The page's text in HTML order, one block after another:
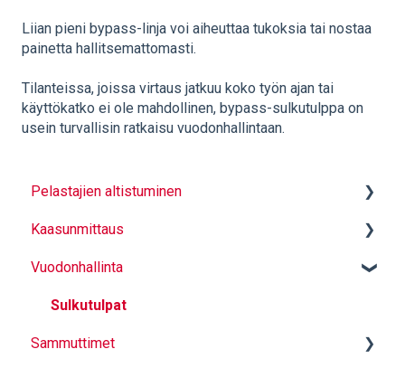
Liian pieni bypass-linja voi aiheuttaa tukoksia tai nostaa
painetta hallitsemattomasti.
Tilanteissa, joissa virtaus jatkuu koko työn ajan tai
käyttökatko ei ole mahdollinen, bypass-sulkutulppa on
usein turvallisin ratkaisu vuodonhallintaan.
Pelastajien altistuminen
Hiukkassuojaavat alusasut
Kapselointikassit
Varusteiden puhdistus - LCO2
Kaasunmittaus
Mittauksen perusteet
Mittaus
Käyttö ja turvallinen toiminta
Vuodonhallinta
Sulkutulpat
Sammuttimet